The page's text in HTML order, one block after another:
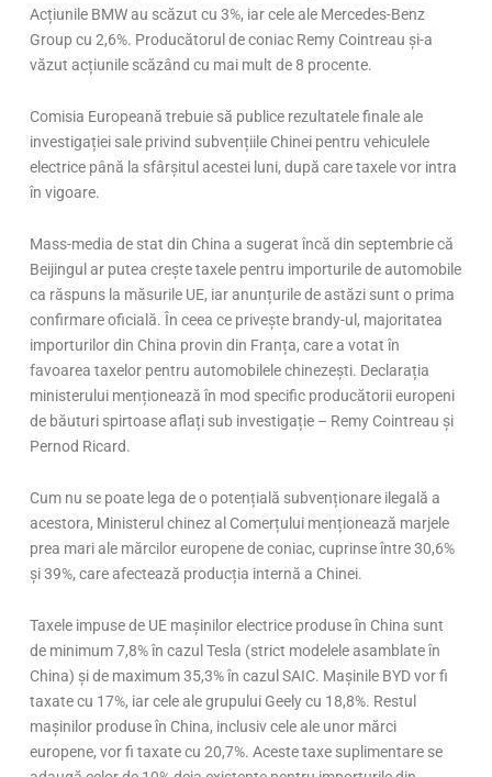
Acțiunile BMW au scăzut cu 3%, iar cele ale Mercedes-Benz
Group cu 2,6%. Producătorul de coniac Remy Cointreau și-a
văzut acțiunile scăzând cu mai mult de 8 procente.
Comisia Europeană trebuie să publice rezultatele finale ale
investigației sale privind subvențiile Chinei pentru vehiculele
electrice până la sfârșitul acestei luni, după care taxele vor intra
în vigoare.
Mass-media de stat din China a sugerat încă din septembrie că
Beijingul ar putea crește taxele pentru importurile de automobile
ca răspuns la măsurile UE, iar anunțurile de astăzi sunt o prima
confirmare oficială. În ceea ce privește brandy-ul, majoritatea
importurilor din China provin din Franța, care a votat în
favoarea taxelor pentru automobilele chinezești. Declarația
ministerului menționează în mod specific producătorii europeni
de băuturi spirtoase aflați sub investigație – Remy Cointreau și
Pernod Ricard.
Cum nu se poate lega de o potențială subvenționare ilegală a
acestora, Ministerul chinez al Comerțului menționează marjele
prea mari ale mărcilor europene de coniac, cuprinse între 30,6%
și 39%, care afectează producția internă a Chinei.
Taxele impuse de UE mașinilor electrice produse în China sunt
de minimum 7,8% în cazul Tesla (strict modelele asamblate în
China) și de maximum 35,3% în cazul SAIC. Mașinile BYD vor fi
taxate cu 17%, iar cele ale grupului Geely cu 18,8%. Restul
mașinilor produse în China, inclusiv cele ale unor mărci
europene, vor fi taxate cu 20,7%. Aceste taxe suplimentare se